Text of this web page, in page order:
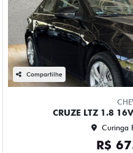
Compartilhe
CRUZE LTZ 1.8
Curinga
R$